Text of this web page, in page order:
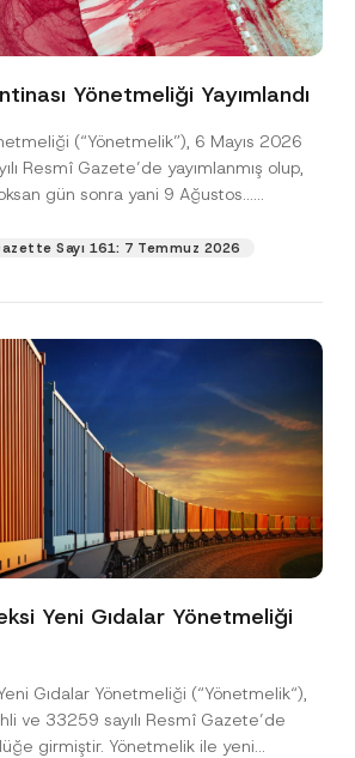
Yönetmeliği Yayımlandı
(“Yönetmelik”), 6 Mayıs 2026
Resmî Gazete’de yayımlanmış olup,
gün sonra yani 9 Ağustos...
Sayı 161: 7 Temmuz 2026
Yeni Gıdalar Yönetmeliği
Gıdalar Yönetmeliği (“Yönetmelik“),
ve 33259 sayılı Resmî Gazete’de
girmiştir. Yönetmelik ile yeni